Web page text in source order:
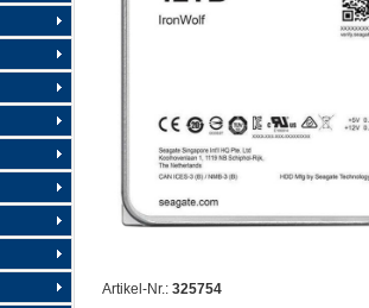
Artikel-Nr.: 325754